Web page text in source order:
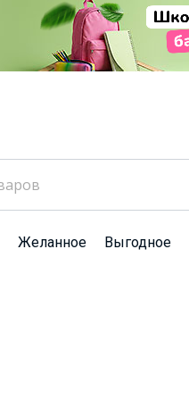
Желанное Выгодное